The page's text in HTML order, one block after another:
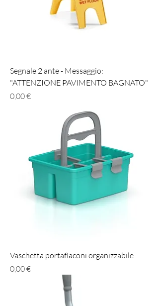
Segnale 2 ante - Messaggio:
"ATTENZIONE PAVIMENTO BAGNATO"
Prezzo
0,00 €
Vaschetta portaflaconi organizzabile
Prezzo
0,00 €